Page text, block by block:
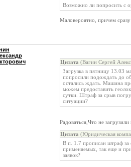
Возможно ли попросить с
Маловероятно, причем
Цитата (Вагин Сергей
Загрузка в пятницу 13.03
попросили подождать до
остались ждать. Машина
можем предоставить
сутки. Штраф за срыв
ситуации?
Радоваться,Что не
Цитата (Юридическая
В п. 1.7 прописан штраф за
применяемых, так еще и
заявок?